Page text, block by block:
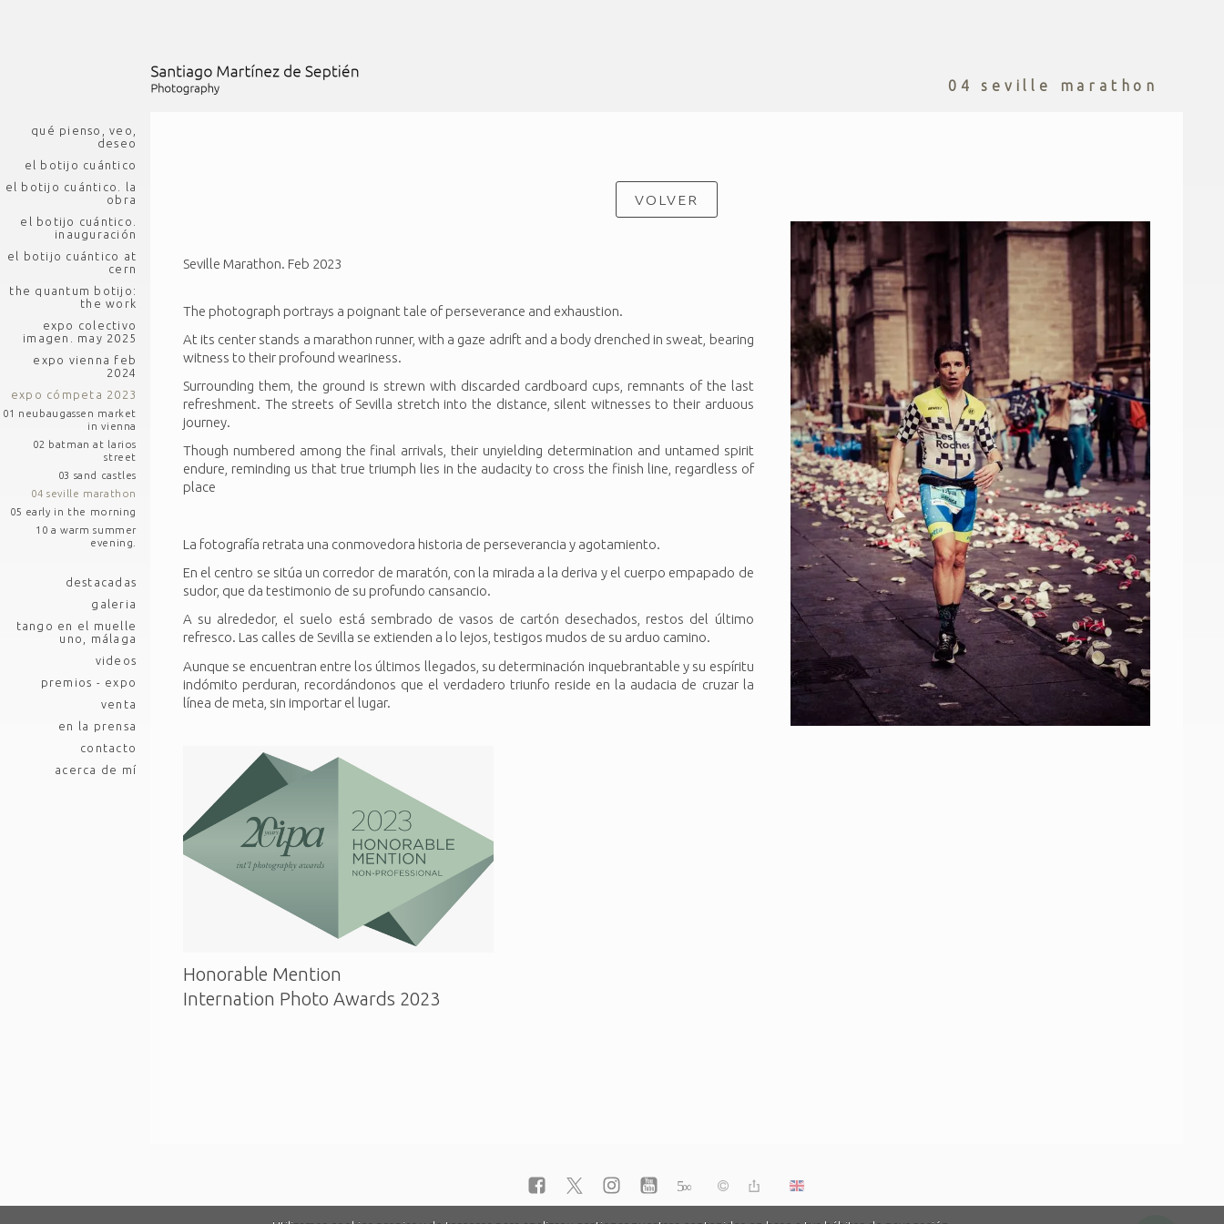
qué pienso, veo,
deseo
el botijo cuántico
el botijo cuántico. la
obra
el botijo cuántico.
inauguración
el botijo cuántico at
cern
the quantum botijo:
the work
expo colectivo
imagen. may 2025
expo vienna feb
2024
expo cómpeta 2023
01 neubaugassen market
in vienna
02 batman at larios
street
03 sand castles
04 seville marathon
05 early in the morning
10 a warm summer
evening.
destacadas
galeria
tango en el muelle
uno, málaga
videos
premios - expo
venta
en la prensa
contacto
acerca de mí
04 seville marathon
VOLVER
Seville Marathon. Feb 2023
The photograph portrays a poignant tale of perseverance and exhaustion.
At its center stands a marathon runner, with a gaze adrift and a body drenched in sweat, bearing
witness to their profound weariness.
Surrounding them, the ground is strewn with discarded cardboard cups, remnants of the last
refreshment. The streets of Sevilla stretch into the distance, silent witnesses to their arduous
journey.
Though numbered among the final arrivals, their unyielding determination and untamed spirit
endure, reminding us that true triumph lies in the audacity to cross the finish line, regardless of
place
La fotografía retrata una conmovedora historia de perseverancia y agotamiento.
En el centro se sitúa un corredor de maratón, con la mirada a la deriva y el cuerpo empapado de
sudor, que da testimonio de su profundo cansancio.
A su alrededor, el suelo está sembrado de vasos de cartón desechados, restos del último
refresco. Las calles de Sevilla se extienden a lo lejos, testigos mudos de su arduo camino.
Aunque se encuentran entre los últimos llegados, su determinación inquebrantable y su espíritu
indómito perduran, recordándonos que el verdadero triunfo reside en la audacia de cruzar la
línea de meta, sin importar el lugar.
Honorable Mention
Internation Photo Awards 2023
5∞